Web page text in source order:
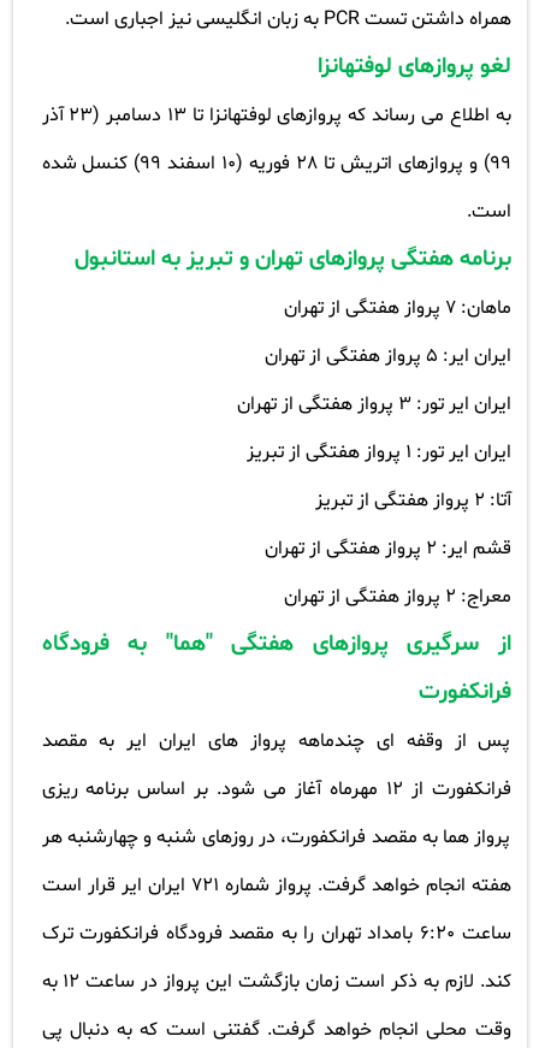
همراه داشتن تستPCR به زبان انگلیسی نیز اجباری است.
لغو پروازهای لوفتهانزا
به اطلاع می رساند که پروازهای لوفتهانزا تا 13 دسامبر (23 آذر
99) و پروازهای اتریش تا 28 فوریه (10 اسفند 99) کنسل شده
است.
برنامه هفتگی پروازهای تهران و تبریز به استانبول
ماهان: 7 پرواز هفتگی از تهران
ایران ایر: 5 پرواز هفتگی از تهران
ایران ایر تور: 3 پرواز هفتگی از تهران
ایران ایر تور: 1 پرواز هفتگی از تبریز
آتا: 2 پرواز هفتگی از تبریز
قشم ایر: 2 پرواز هفتگی از تهران
معراج: 2 پرواز هفتگی از تهران
از سرگیری پروازهای هفتگی "هما" به فرودگاه
فرانکفورت
پس از وقفه ای چندماهه پرواز های ایران ایر به مقصد
فرانکفورت از 12 مهرماه آغاز می شود. بر اساس برنامه ریزی
پرواز هما به مقصد فرانکفورت، در روزهای شنبه و چهارشنبه هر
هفته انجام خواهد گرفت. پرواز شماره 721 ایران ایر قرار است
ساعت 6:20 بامداد تهران را به مقصد فرودگاه فرانکفورت ترک
کند. لازم به ذکر است زمان بازگشت این پرواز در ساعت 12 به
وقت محلی انجام خواهد گرفت. گفتنی است که به دنبال پی